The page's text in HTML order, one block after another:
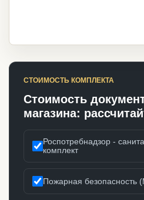
СТОИМОСТЬ КОМПЛЕКТА
Стоимость
магазина:
Роспотребнадзор -
комплект
Пожарная безопасность